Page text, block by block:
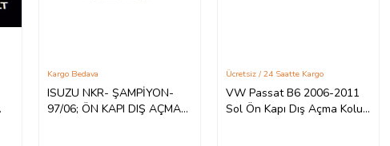
ISUZU NKR- ŞAMPİYON-
97/06; ÖN KAPI DIŞ AÇMA
Kargo Bedava
VW Passat B6 2006-2011
Sol Ön Kapı Dış Açma Kolu
Ücretsiz / 24 Saatte Kargo